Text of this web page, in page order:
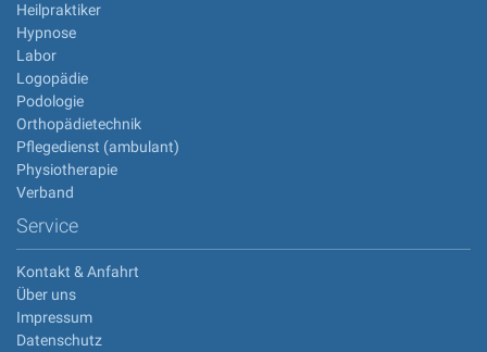
Heilpraktiker
Hypnose
Labor
Logopädie
Podologie
Orthopädietechnik
Pflegedienst (ambulant)
Physiotherapie
Verband
Service
Kontakt & Anfahrt
Über uns
Impressum
Datenschutz